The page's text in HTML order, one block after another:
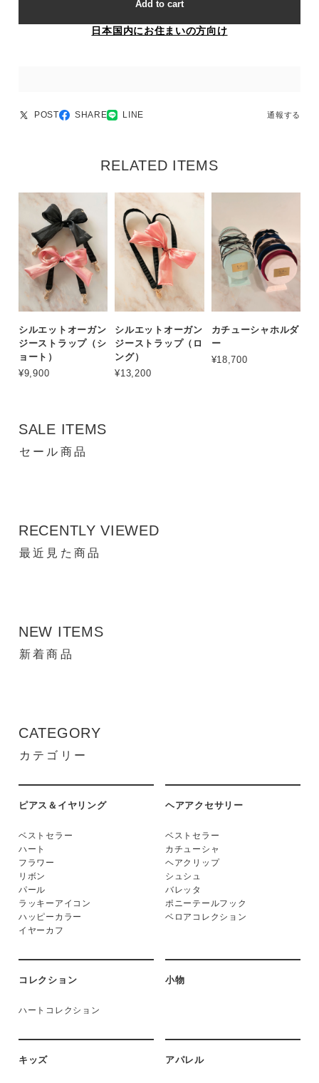
Add to cart
日本国内にお住まいの方向け
POST SHARE LINE 通報する
RELATED ITEMS
シルエットオーガン
ジーストラップ（シ
ョート）
¥9,900
シルエットオーガン
ジーストラップ（ロ
ング）
¥13,200
カチューシャホルダ
ー
¥18,700
SALE ITEMS
セール商品
RECENTLY VIEWED
最近見た商品
NEW ITEMS
新着商品
CATEGORY
カテゴリー
ピアス＆イヤリング
ベストセラー
ハート
フラワー
リボン
パール
ラッキーアイコン
ハッピーカラー
イヤーカフ
ヘアアクセサリー
ベストセラー
カチューシャ
ヘアクリップ
シュシュ
バレッタ
ポニーテールフック
ベロアコレクション
コレクション
ハートコレクション
小物
キッズ アパレル